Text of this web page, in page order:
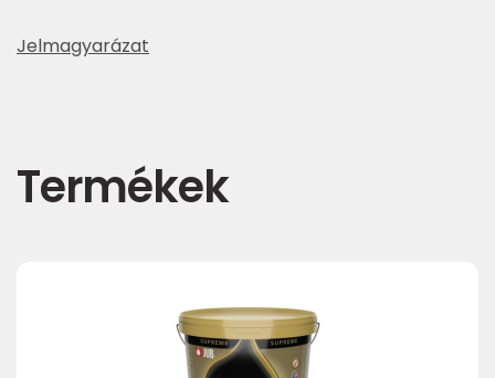
Jelmagyarázat
Termékek